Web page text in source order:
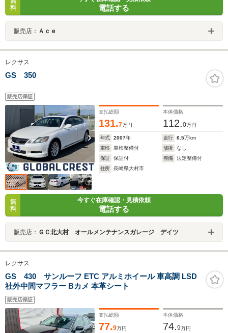
料
電話する
販売店： Ａｃｅ
レクサス
GS 350
販売店保証
支払総額
131.7万円
本体価格
112.0万円
年式 2007年 走行 6.5万km
車検
車検整備付 修復
なし
保証
保証付 整備
法定整備付
住所
長崎県大村市
無
料
今すぐ在庫確認・見積依頼
電話する
販売店： ＧＣ北大村 オールメンテナンスガレージ デイツ
レクサス
GS 430 サンルーフ ETC アルミホイール 車高調 LSD
社外中間マフラー Bカメ 本革シート
販売店保証
支払総額
77.9万円
本体価格
74.9万円